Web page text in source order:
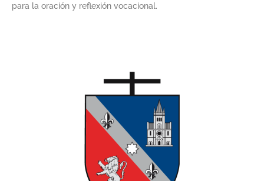
para la oración y reflexión vocacional.